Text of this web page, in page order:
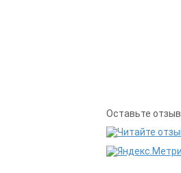
Оставьте отзыв